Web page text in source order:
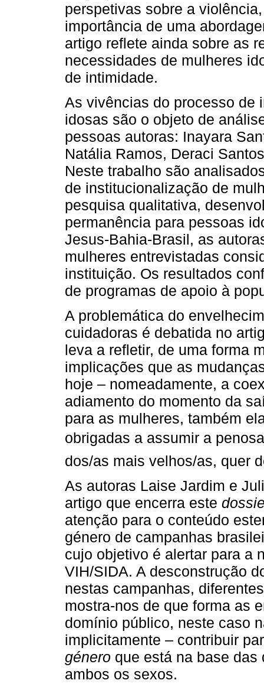
perspetivas sobre a
importância de uma
artigo reflete ainda sobre as
necessidades de mulheres
de intimidade.
As vivências do processo de
idosas são o objeto de
pessoas autoras: Inayara
Natália Ramos, Deraci
Neste trabalho são
de institucionalização de
pesquisa qualitativa,
permanência para pessoas
Jesus-Bahia-Brasil, as
mulheres entrevistadas
instituição. Os resultados
de programas de apoio à
A problemática do
cuidadoras é debatida no
leva a refletir, de uma forma
implicações que as
hoje – nomeadamente, a
adiamento do momento da
para as mulheres, também
obrigadas a assumir a
dos/as mais velhos/as, quer
As autoras Laise Jardim e
artigo que encerra este
atenção para o conteúdo
género de campanhas
cujo objetivo é alertar para a
VIH/SIDA. A desconstrução
nestas campanhas,
mostra-nos de que forma as
domínio público, neste caso
implicitamente – contribuir
género que está na base
ambos os sexos.